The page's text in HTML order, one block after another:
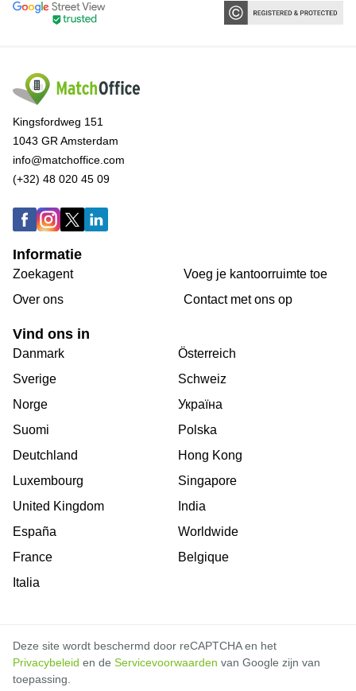
Kingsfordweg 151
1043 GR Amsterdam
info@matchoffice.com
(+32) 48 020 45 09
Informatie
Zoekagent
Over ons
Voeg je kantoorruimte toe
Сontact met ons op
Vind ons in
Danmark
Sverige
Norge
Suomi
Deutchland
Luxembourg
United Kingdom
España
France
Italia
Österreich
Schweiz
Україна
Polska
Hong Kong
Singapore
India
Worldwide
Belgique
Deze site wordt beschermd door reCAPTCHA en het
Privacybeleid en de Servicevoorwaarden van Google zijn van
toepassing.